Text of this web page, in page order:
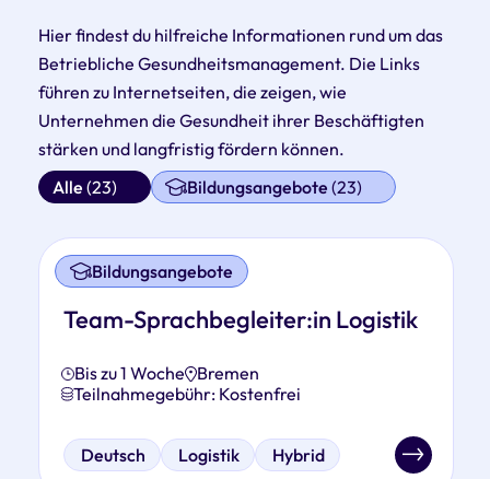
Hier findest du hilfreiche Informationen rund um das
Betriebliche Gesundheitsmanagement. Die Links
führen zu Internetseiten, die zeigen, wie
Unternehmen die Gesundheit ihrer Beschäftigten
stärken und langfristig fördern können.
Alle (23) Bildungsangebote (23)
Bildungsangebote
Team-Sprachbegleiter:in Logistik
Bis zu 1 Woche Bremen
Teilnahmegebühr: Kostenfrei
Deutsch Logistik Hybrid